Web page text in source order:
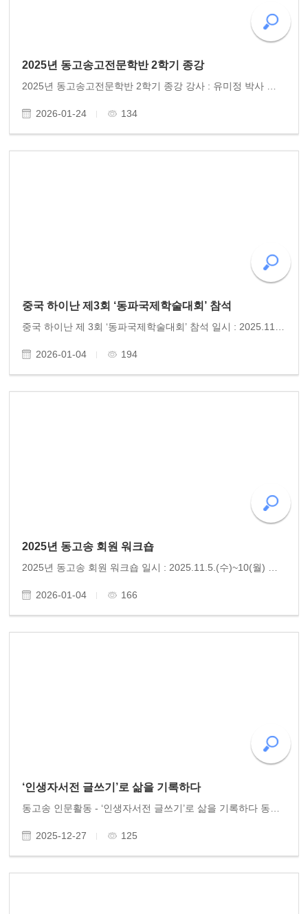
2025년 동고송고전문학반 2학기 종강
2026-01-24 134
중국 하이난 제3회 ‘동파국제학술대회’ 참석
2026-01-04 194
2025년 동고송 회원 워크숍
2026-01-04 166
‘인생자서전 글쓰기’로 삶을 기록하다
2025-12-27 125